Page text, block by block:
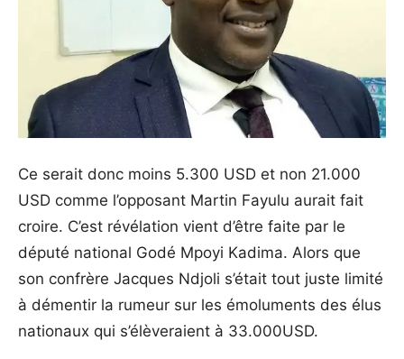
Ce serait donc moins 5.300 USD et non 21.000
USD comme l’opposant Martin Fayulu aurait fait
croire. C’est révélation vient d’être faite par le
député national Godé Mpoyi Kadima. Alors que
son confrère Jacques Ndjoli s’était tout juste limité
à démentir la rumeur sur les émoluments des élus
nationaux qui s’élèveraient à 33.000USD.